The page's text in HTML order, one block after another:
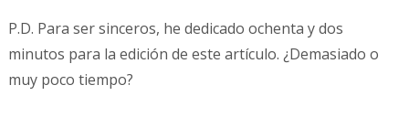
P.D. Para ser sinceros, he dedicado ochenta y dos
minutos para la edición de este artículo. ¿Demasiado o
muy poco tiempo?